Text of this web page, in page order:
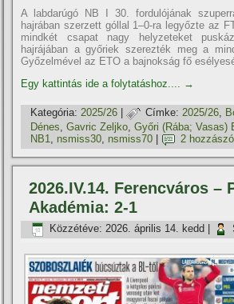
A labdarúgó NB I 30. fordulójának
hajrában szerzett góllal 1–0-ra legyőzte az
mindkét csapat nagy helyzeteket
hajrájában a győriek szerezték meg a
Győzelmével az ETO a bajnokság fő
Egy kattintás ide a folytatáshoz.... →
Kategória: 2025/26 | Címke: 2025/26,
Dénes,Gavric Zeljko,Győri (Rába; Vasas)
NB1, nsmiss30, nsmiss70 2
2026.IV.14. Ferencváros –
Akadémia: 2-1
Közzétéve: 2026. április 14. kedd